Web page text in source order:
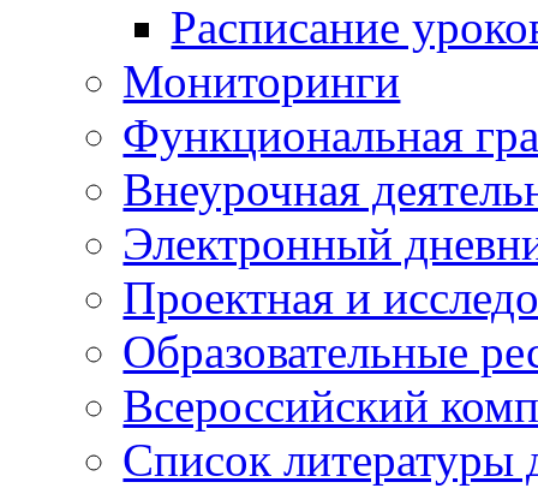
Расписание
Мониторинги
Функциональная
Внеурочная
Электронный
Проектная и
Образовательные
Всероссийский
Список литературы